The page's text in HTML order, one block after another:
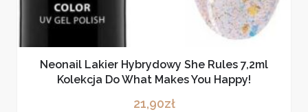
Neonail Lakier Hybrydowy She Rules 7,2ml
Kolekcja Do What Makes You Happy!
21,90zł